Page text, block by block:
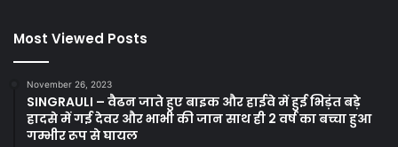
Most Viewed Posts
November 26, 2023
SINGRAULI – वैढन जाते हुए बाइक और हाईवे में हुई भिड़ंत बड़े
हादसे में गई देवर और भाभी की जान साथ ही 2 वर्ष का बच्चा हुआ
गम्भीर रूप से घायल